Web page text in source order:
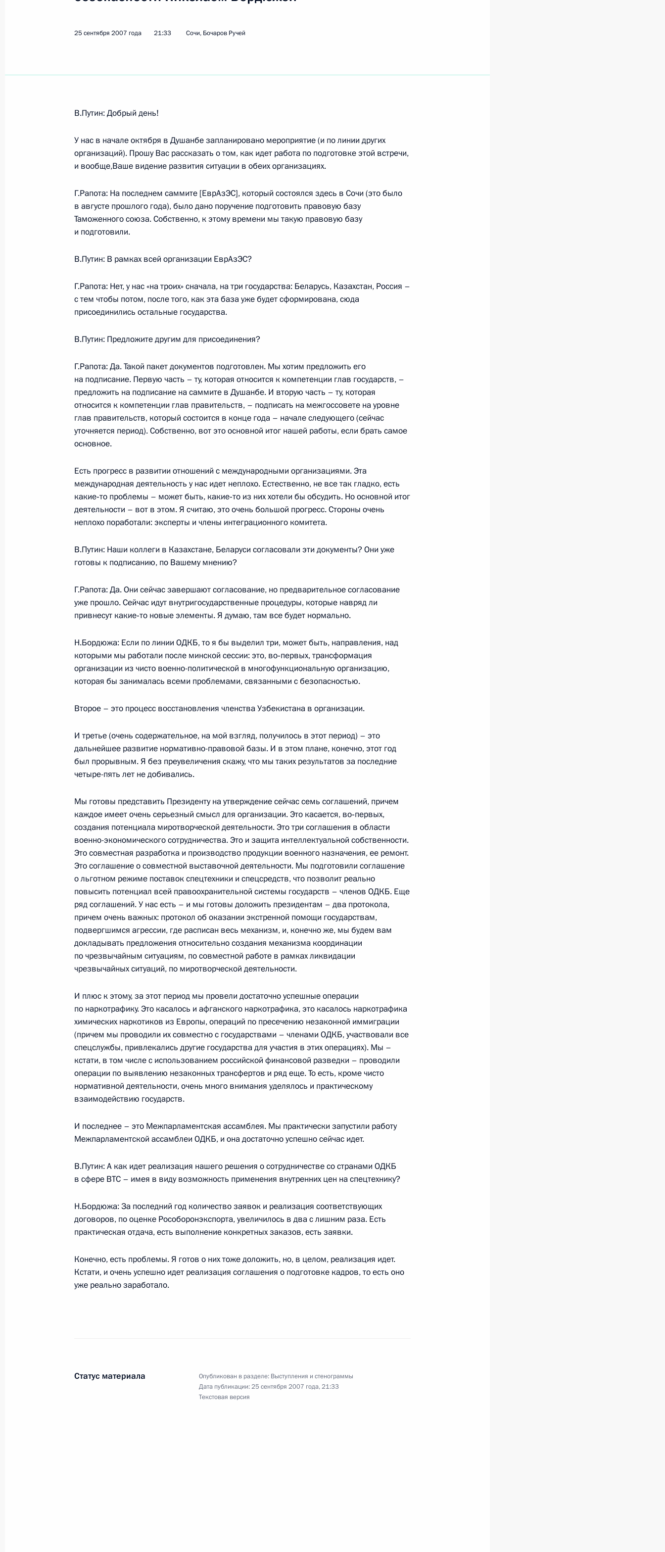
Показать следующие материалы
1 октября 2007 года, 16:31 Москва, Кремль
28 сентября 2007 года, пятница
Заявления для прессы и ответы на вопросы по итогам
переговоров с Председателем Правительства Испании Хосе
28 сентября 2007 года, 23:21 Сочи, Бочаров Ручей
Начало встречи с Председателем Правительства Испании Хосе
Луисом Родригесом Сапатеро
28 сентября 2007 года, 22:27 Сочи, Бочаров Ручей
27 сентября 2007 года, четверг
Начало встречи с президентом Международного олимпийского
комитета Жаком Рогге
27 сентября 2007 года, 14:38 Сочи
26 сентября 2007 года, среда
Начало встречи с заместителем Председателя Государственной
Думы, лидером партии «Народный Союз» Сергеем Бабуриным
Аманом Тулеевым
26 сентября 2007 года, 22:53 Сочи
25 сентября 2007 года, вторник
Начало встречи с председателем Высшего Арбитражного Суда
Антоном Ивановым
Начало встречи с генеральным секретарем Евразийского
экономического сообщества Григорием Рапотой и генеральным
секретарем Организации Договора о коллективной
25 сентября 2007 года, 21:33 Сочи, Бочаров Ручей
24 сентября 2007 года, понедельник
Начало совещания с членами Правительства
24 сентября 2007 года, 22:19 Москва, Дом Правительства
22 сентября 2007 года, суббота
Начало рабочей встречи с временно исполняющим обязанности
губернатора Костромской области Юрием Цикуновым
21 сентября 2007 года, пятница
Стенографический отчет о встрече с представителями российских
и зарубежных компаний в рамках VI Международного
инвестиционного форума
21 сентября 2007 года, 19:43 Сочи
20 сентября 2007 года, четверг
Начало рабочей встречи с исполняющим обязанности Первого
заместителя Председателя Правительства Сергеем Ивановым
Начало встречи с руководителем фракции ЛДПР
20 сентября 2007 года, 18:20 Сочи
17 сентября 2007 года, понедельник
25 сентября 2007 года 21:33 Сочи, Бочаров Ручей
В.Путин: Добрый день!
У нас в начале октября в Душанбе запланировано мероприятие (и по линии других
организаций). Прошу Вас рассказать о том, как идет работа по подготовке этой встречи,
и вообще,Ваше видение развития ситуации в обеих организациях.
Г.Рапота: На последнем саммите [ЕврАзЭС], который состоялся здесь в Сочи (это было
в августе прошлого года), было дано поручение подготовить правовую базу
Таможенного союза. Собственно, к этому времени мы такую правовую базу
и подготовили.
В.Путин: В рамках всей организации ЕврАзЭС?
Г.Рапота: Нет, у нас «на троих» сначала, на три государства: Беларусь, Казахстан, Россия –
с тем чтобы потом, после того, как эта база уже будет сформирована, сюда
присоединились остальные государства.
В.Путин: Предложите другим для присоединения?
Г.Рапота: Да. Такой пакет документов подготовлен. Мы хотим предложить его
на подписание. Первую часть – ту, которая относится к компетенции глав государств, –
предложить на подписание на саммите в Душанбе. И вторую часть – ту, которая
относится к компетенции глав правительств, – подписать на межгоссовете на уровне
глав правительств, который состоится в конце года – начале следующего (сейчас
уточняется период). Собственно, вот это основной итог нашей работы, если брать самое
основное.
Есть прогресс в развитии отношений с международными организациями. Эта
международная деятельность у нас идет неплохо. Естественно, не все так гладко, есть
какие‑то проблемы – может быть, какие‑то из них хотели бы обсудить. Но основной итог
деятельности – вот в этом. Я считаю, это очень большой прогресс. Стороны очень
неплохо поработали: эксперты и члены интеграционного комитета.
В.Путин: Наши коллеги в Казахстане, Беларуси согласовали эти документы? Они уже
готовы к подписанию, по Вашему мнению?
Г.Рапота: Да. Они сейчас завершают согласование, но предварительное согласование
уже прошло. Сейчас идут внутригосударственные процедуры, которые навряд ли
привнесут какие‑то новые элементы. Я думаю, там все будет нормально.
Н.Бордюжа: Если по линии ОДКБ, то я бы выделил три, может быть, направления, над
которыми мы работали после минской сессии: это, во‑первых, трансформация
организации из чисто военно-политической в многофункциональную организацию,
которая бы занималась всеми проблемами, связанными с безопасностью.
Второе – это процесс восстановления членства Узбекистана в организации.
И третье (очень содержательное, на мой взгляд, получилось в этот период) – это
дальнейшее развитие нормативно-правовой базы. И в этом плане, конечно, этот год
был прорывным. Я без преувеличения скажу, что мы таких результатов за последние
четыре-пять лет не добивались.
Мы готовы представить Президенту на утверждение сейчас семь соглашений, причем
каждое имеет очень серьезный смысл для организации. Это касается, во‑первых,
создания потенциала миротворческой деятельности. Это три соглашения в области
военно-экономического сотрудничества. Это и защита интеллектуальной собственности.
Это совместная разработка и производство продукции военного назначения, ее ремонт.
Это соглашение о совместной выставочной деятельности. Мы подготовили соглашение
о льготном режиме поставок спецтехники и спецсредств, что позволит реально
повысить потенциал всей правоохранительной системы государств – членов ОДКБ. Еще
ряд соглашений. У нас есть – и мы готовы доложить президентам – два протокола,
причем очень важных: протокол об оказании экстренной помощи государствам,
подвергшимся агрессии, где расписан весь механизм, и, конечно же, мы будем вам
докладывать предложения относительно создания механизма координации
по чрезвычайным ситуациям, по совместной работе в рамках ликвидации
чрезвычайных ситуаций, по миротворческой деятельности.
И плюс к этому, за этот период мы провели достаточно успешные операции
по наркотрафику. Это касалось и афганского наркотрафика, это касалось наркотрафика
химических наркотиков из Европы, операций по пресечению незаконной иммиграции
(причем мы проводили их совместно с государствами – членами ОДКБ, участвовали все
спецслужбы, привлекались другие государства для участия в этих операциях). Мы –
кстати, в том числе с использованием российской финансовой разведки – проводили
операции по выявлению незаконных трансфертов и ряд еще. То есть, кроме чисто
нормативной деятельности, очень много внимания уделялось и практическому
взаимодействию государств.
И последнее – это Межпарламентская ассамблея. Мы практически запустили работу
Межпарламентской ассамблеи ОДКБ, и она достаточно успешно сейчас идет.
В.Путин: А как идет реализация нашего решения о сотрудничестве со странами ОДКБ
в сфере ВТС – имея в виду возможность применения внутренних цен на спецтехнику?
Н.Бордюжа: За последний год количество заявок и реализация соответствующих
договоров, по оценке Рособоронэкспорта, увеличилось в два с лишним раза. Есть
практическая отдача, есть выполнение конкретных заказов, есть заявки.
Конечно, есть проблемы. Я готов о них тоже доложить, но, в целом, реализация идет.
Кстати, и очень успешно идет реализация соглашения о подготовке кадров, то есть оно
уже реально заработало.
Статус материала Опубликован в разделе: Выступления и стенограммы
Дата публикации:25 сентября 2007 года, 21:33
Текстовая версия